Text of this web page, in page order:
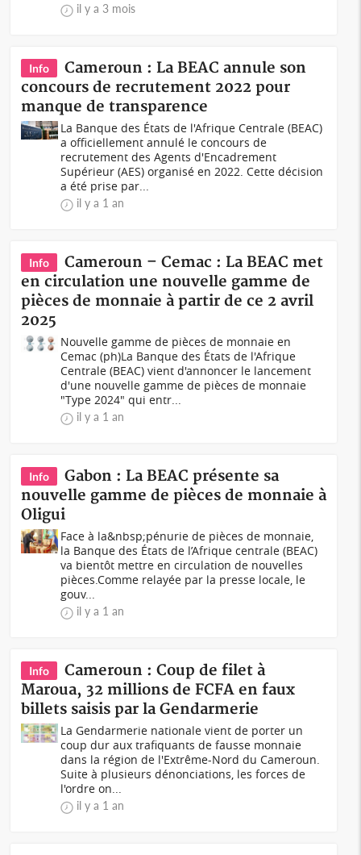
il y a 3 mois
Info
Cameroun : La BEAC annule son
concours de recrutement 2022 pour
manque de transparence
La Banque des États de l'Afrique Centrale (BEAC)
a officiellement annulé le concours de
recrutement des Agents d'Encadrement
Supérieur (AES) organisé en 2022. Cette décision
a été prise par...
il y a 1 an
Info
Cameroun – Cemac : La BEAC met
en circulation une nouvelle gamme de
pièces de monnaie à partir de ce 2 avril
2025
Nouvelle gamme de pièces de monnaie en
Cemac (ph)La Banque des États de l'Afrique
Centrale (BEAC) vient d'annoncer le lancement
d'une nouvelle gamme de pièces de monnaie
"Type 2024" qui entr...
il y a 1 an
Info
Gabon : La BEAC présente sa
nouvelle gamme de pièces de monnaie à
Oligui
Face à la&nbsp;pénurie de pièces de monnaie,
la Banque des États de l’Afrique centrale (BEAC)
va bientôt mettre en circulation de nouvelles
pièces.Comme relayée par la presse locale, le
gouv...
il y a 1 an
Info
Cameroun : Coup de filet à
Maroua, 32 millions de FCFA en faux
billets saisis par la Gendarmerie
La Gendarmerie nationale vient de porter un
coup dur aux trafiquants de fausse monnaie
dans la région de l'Extrême-Nord du Cameroun.
Suite à plusieurs dénonciations, les forces de
l'ordre on...
il y a 1 an